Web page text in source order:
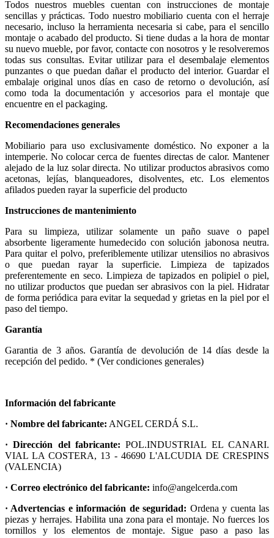
Todos nuestros muebles cuentan con instrucciones de montaje
sencillas y prácticas. Todo nuestro mobiliario cuenta con el herraje
necesario, incluso la herramienta necesaria si cabe, para el sencillo
montaje o acabado del producto. Si tiene dudas a la hora de montar
su nuevo mueble, por favor, contacte con nosotros y le resolveremos
todas sus consultas. Evitar utilizar para el desembalaje elementos
punzantes o que puedan dañar el producto del interior. Guardar el
embalaje original unos días en caso de retorno o devolución, así
como toda la documentación y accesorios para el montaje que
encuentre en el packaging.
Recomendaciones generales
Mobiliario para uso exclusivamente doméstico. No exponer a la
intemperie. No colocar cerca de fuentes directas de calor. Mantener
alejado de la luz solar directa. No utilizar productos abrasivos como
acetonas, lejías, blanqueadores, disolventes, etc. Los elementos
afilados pueden rayar la superficie del producto
Instrucciones de mantenimiento
Para su limpieza, utilizar solamente un paño suave o papel
absorbente ligeramente humedecido con solución jabonosa neutra.
Para quitar el polvo, preferiblemente utilizar utensilios no abrasivos
o que puedan rayar la superficie. Limpieza de tapizados
preferentemente en seco. Limpieza de tapizados en polipiel o piel,
no utilizar productos que puedan ser abrasivos con la piel. Hidratar
de forma periódica para evitar la sequedad y grietas en la piel por el
paso del tiempo.
Garantía
Garantia de 3 años. Garantía de devolución de 14 días desde la
recepción del pedido. * (Ver condiciones generales)
Información del fabricante
· Nombre del fabricante: ANGEL CERDÁ S.L.
· Dirección del fabricante: POL.INDUSTRIAL EL CANARI.
VIAL LA COSTERA, 13 - 46690 L'ALCUDIA DE CRESPINS
(VALENCIA)
· Correo electrónico del fabricante: info@angelcerda.com
· Advertencias e información de seguridad: Ordena y cuenta las
piezas y herrajes. Habilita una zona para el montaje. No fuerces los
tornillos y los elementos de montaje. Sigue paso a paso las